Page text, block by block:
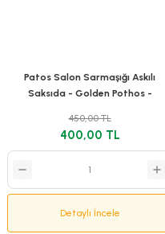
Patos Salon Sarmaşığı Askılı
Saksıda - Golden Pothos -
450,00 TL
400,00 TL
Detaylı İncele